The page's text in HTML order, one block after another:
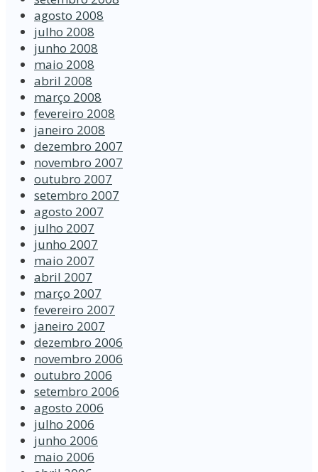
agosto 2008
julho 2008
junho 2008
maio 2008
abril 2008
março 2008
fevereiro 2008
janeiro 2008
dezembro 2007
novembro 2007
outubro 2007
setembro 2007
agosto 2007
julho 2007
junho 2007
maio 2007
abril 2007
março 2007
fevereiro 2007
janeiro 2007
dezembro 2006
novembro 2006
outubro 2006
setembro 2006
agosto 2006
julho 2006
junho 2006
maio 2006